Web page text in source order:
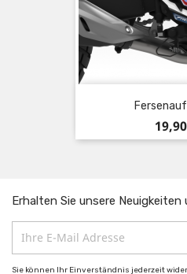
Preis
Erhalten Sie unsere
Sie können Ihr Einverständnis jederzeit